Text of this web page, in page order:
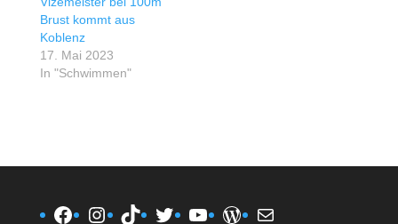
Brust kommt aus
Koblenz
17. Mai 2023
In "Schwimmen"
Facebook
Instagram
TikTokTwitterYouTube
WordPress
E-Mail